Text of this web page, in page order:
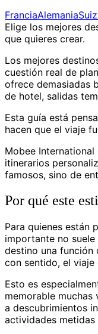
FranciaAlemania
Elige los mejores
que quieres crear.
Los mejores
cuestión real de
ofrece demasiadas
de hotel, salidas
Esta guía está
hacen que el viaje
Mobee
itinerarios
famosos, sino de
Por qué este
Para quienes están
importante no
destino una función
con sentido, el viaje
Esto es
memorable
a descubrimientos
actividades